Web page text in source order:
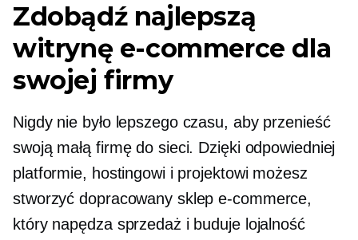
Zdobądź najlepszą
witrynę e-commerce dla
swojej firmy
Nigdy nie było lepszego czasu, aby przenieść
swoją małą firmę do sieci. Dzięki odpowiedniej
platformie, hostingowi i projektowi możesz
stworzyć dopracowany sklep e-commerce,
który napędza sprzedaż i buduje lojalność